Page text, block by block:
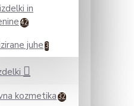
in
42
juhe 3
kozmetika 32